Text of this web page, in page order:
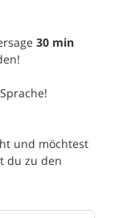
30 min
und möchtest
du zu den